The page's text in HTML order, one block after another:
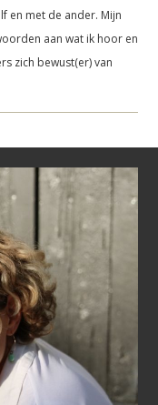
en met de ander. Mijn
aan wat ik hoor en
zich bewust(er) van